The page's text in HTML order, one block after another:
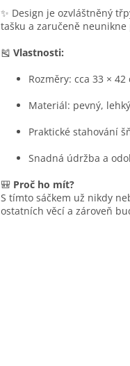
✨ Design je ozvláštněný
tašku a zaručeně neunikne
🎽 Vlastnosti:
Rozměry: cca 33 ×
Materiál: pevný,
Praktické stahování
Snadná údržba a
🎒 Proč ho mít?
S tímto sáčkem už nikdy
ostatních věcí a zároveň